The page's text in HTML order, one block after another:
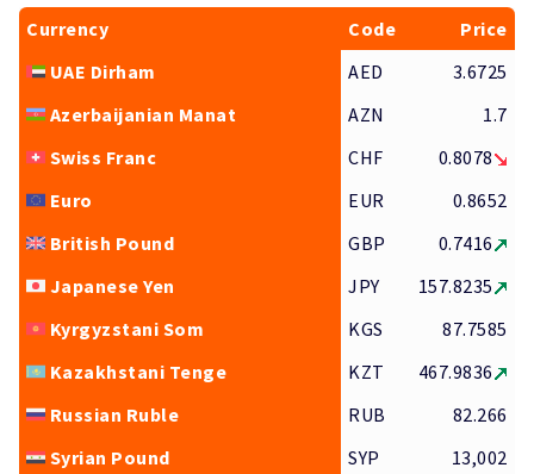
Currency Code
Price
UAE Dirham
AED
3.6725
Azerbaijanian Manat
AZN
1.7
Swiss Franc
CHF
0.8078
Euro
EUR
0.8652
British Pound
GBP
0.7416
Japanese Yen
JPY
157.8235
Kyrgyzstani Som
KGS
87.7585
Kazakhstani Tenge
KZT
467.9836
Russian Ruble
RUB
82.266
Syrian Pound
SYP
13,002